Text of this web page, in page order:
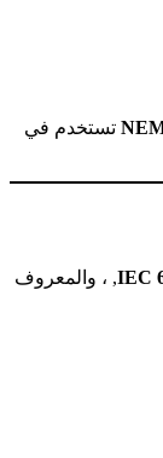
تستخدم في
, ، والمعروف